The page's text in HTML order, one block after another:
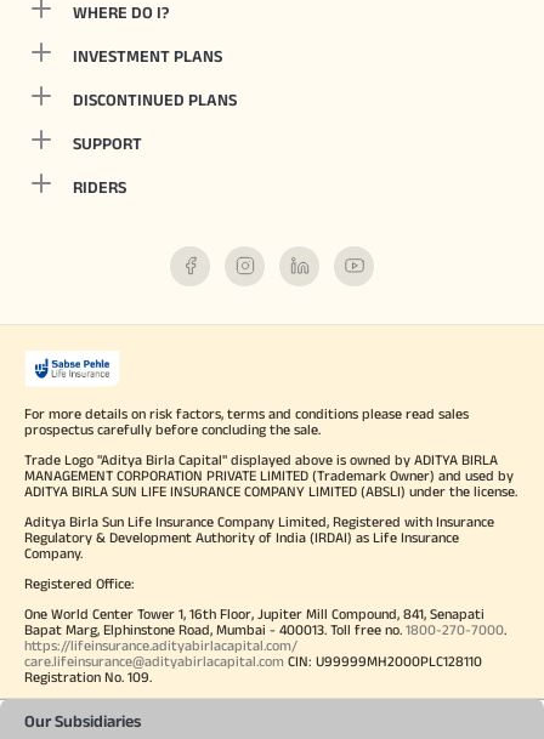
WHERE DO I?
INVESTMENT PLANS
DISCONTINUED PLANS
SUPPORT
RIDERS
For more details on risk factors, terms and conditions please read sales
prospectus carefully before concluding the sale.
Trade Logo "Aditya Birla Capital" displayed above is owned by ADITYA BIRLA
MANAGEMENT CORPORATION PRIVATE LIMITED (Trademark Owner) and used by
ADITYA BIRLA SUN LIFE INSURANCE COMPANY LIMITED (ABSLI) under the license.
Aditya Birla Sun Life Insurance Company Limited, Registered with Insurance
Regulatory & Development Authority of India (IRDAI) as Life Insurance
Company.
Registered Office:
One World Center Tower 1, 16th Floor, Jupiter Mill Compound, 841, Senapati
Bapat Marg, Elphinstone Road, Mumbai - 400013. Toll free no. 1800-270-7000.
https://lifeinsurance.adityabirlacapital.com/
care.lifeinsurance@adityabirlacapital.com CIN: U99999MH2000PLC128110
Registration No. 109.
Our Subsidiaries